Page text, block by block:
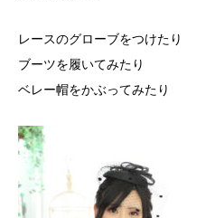
レースのグローブをつけたり
ブーツを履いてみたり
ベレー帽をかぶってみたり